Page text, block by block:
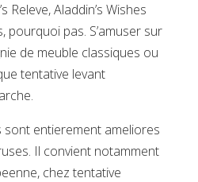
Releve, Aladdin’s Wishes
pourquoi pas. S’amuser sur
de meuble classiques ou
tentative levant
entierement ameliores
Il convient notamment
chez tentative